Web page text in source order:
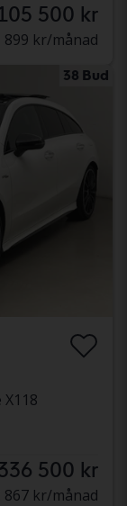
500 kr
899 kr/månad
38 Bud
500 kr
867 kr/månad